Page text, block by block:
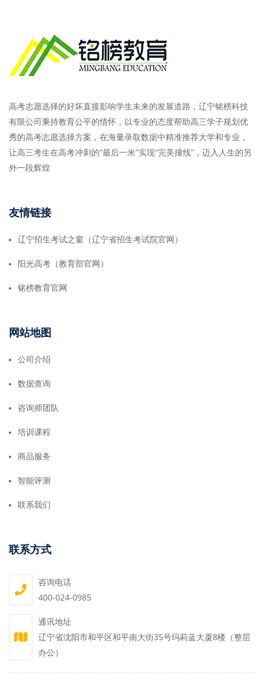
高考志愿选择的好坏直接影响学生未来的发展道路，辽宁铭榜科技
有限公司秉持教育公平的情怀，以专业的态度帮助高三学子规划优
秀的高考志愿选择方案，在海量录取数据中精准推荐大学和专业，
让高三考生在高考冲刺的“最后一米”实现“完美撞线”，迈入人生的另
外一段辉煌
友情链接
辽宁招生考试之窗（辽宁省招生考试院官网）
阳光高考（教育部官网）
铭榜教育官网
网站地图
公司介绍
数据查询
咨询师团队
培训课程
商品服务
智能评测
联系我们
联系方式
咨询电话
400-024-0985
通讯地址
辽宁省沈阳市和平区和平南大街35号玛莉蓝大厦8楼（整层
办公）